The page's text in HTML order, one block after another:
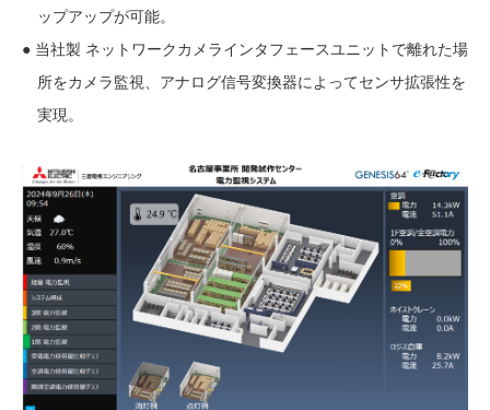
ップアップが可能。
● 当社製 ネットワークカメラインタフェースユニットで離れた場
所をカメラ監視、アナログ信号変換器によってセンサ拡張性を
実現。